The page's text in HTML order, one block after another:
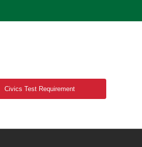
Civics Test Requirement